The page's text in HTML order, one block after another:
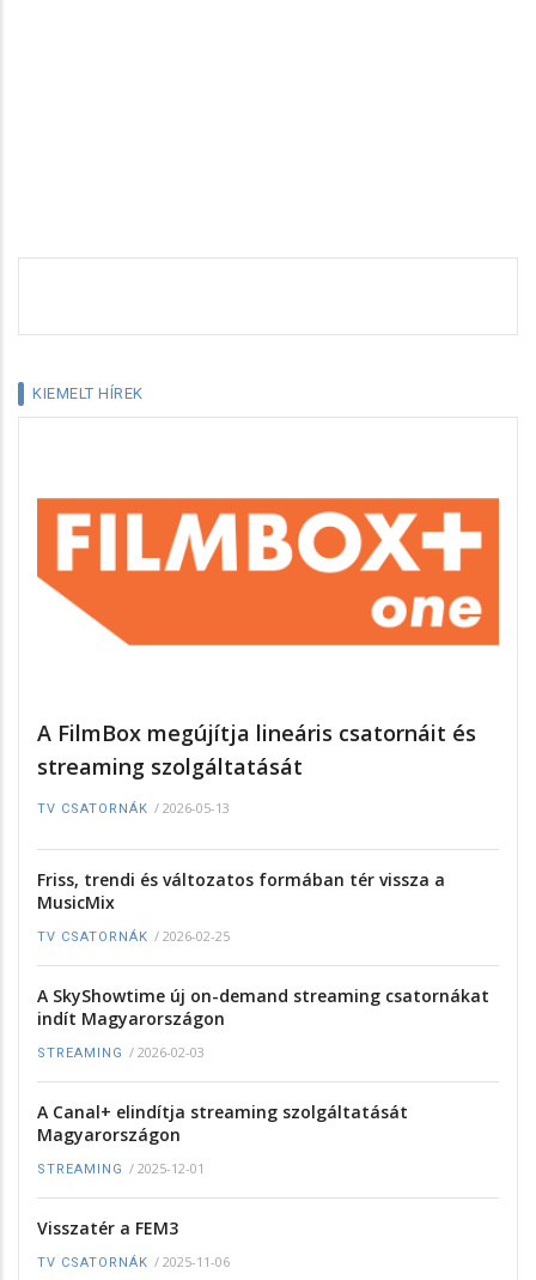
KIEMELT HÍREK
A FilmBox megújítja lineáris csatornáit és
streaming szolgáltatását
TV CSATORNÁK / 2026-05-13
Friss, trendi és változatos formában tér vissza a
MusicMix
TV CSATORNÁK / 2026-02-25
A SkyShowtime új on-demand streaming csatornákat
indít Magyarországon
STREAMING / 2026-02-03
A Canal+ elindítja streaming szolgáltatását
Magyarországon
STREAMING / 2025-12-01
Visszatér a FEM3
TV CSATORNÁK / 2025-11-06